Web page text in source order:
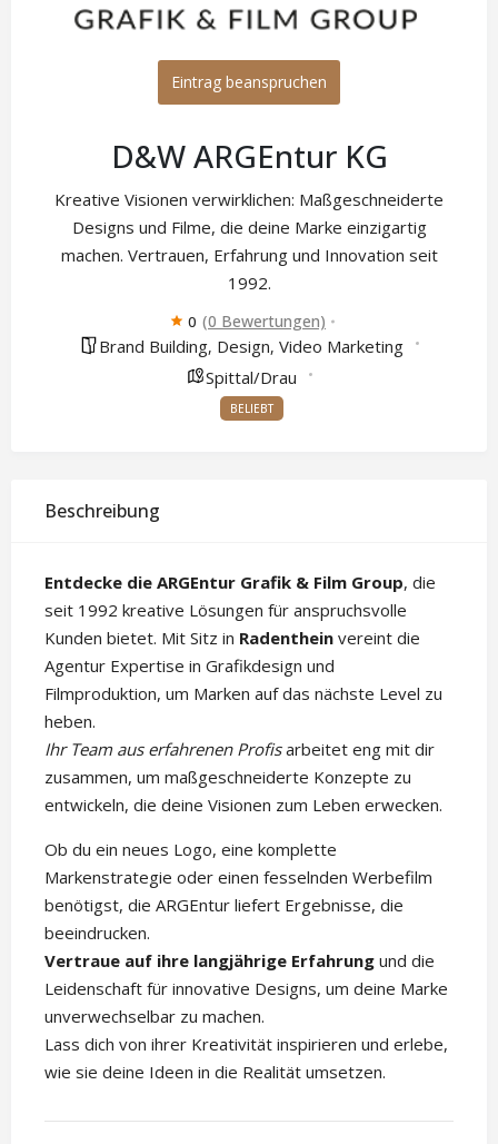
Eintrag beanspruchen
D&W ARGEntur KG
Kreative Visionen verwirklichen: Maßgeschneiderte
Designs und Filme, die deine Marke einzigartig
machen. Vertrauen, Erfahrung und Innovation seit
1992.
0 (0 Bewertungen)
Brand Building, Design, Video Marketing
Spittal/Drau
BELIEBT
Beschreibung
Entdecke die ARGEntur Grafik & Film Group, die
seit 1992 kreative Lösungen für anspruchsvolle
Kunden bietet. Mit Sitz in Radenthein vereint die
Agentur Expertise in Grafikdesign und
Filmproduktion, um Marken auf das nächste Level zu
heben.
Ihr Team aus erfahrenen Profisarbeitet eng mit dir
zusammen, um maßgeschneiderte Konzepte zu
entwickeln, die deine Visionen zum Leben erwecken.
Ob du ein neues Logo, eine komplette
Markenstrategie oder einen fesselnden Werbefilm
benötigst, die ARGEntur liefert Ergebnisse, die
beeindrucken.
Vertraue auf ihre langjährige Erfahrung und die
Leidenschaft für innovative Designs, um deine Marke
unverwechselbar zu machen.
Lass dich von ihrer Kreativität inspirieren und erlebe,
wie sie deine Ideen in die Realität umsetzen.